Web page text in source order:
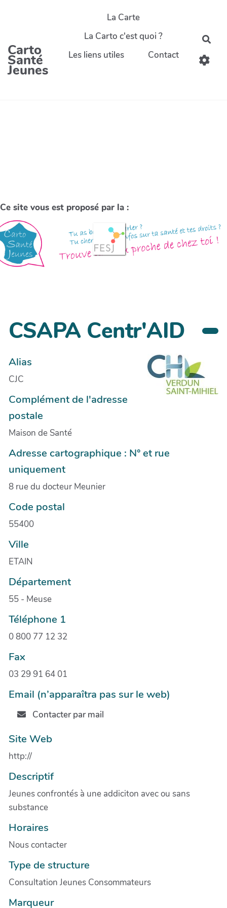
Carto
Santé
Jeunes
La Carte
La Carto c'est quoi ?
Les liens utiles
Contact
Ce site vous est proposé par la :
CSAPA Centr'AID
Alias
CJC
Complément de l'adresse
postale
Maison de Santé
Adresse cartographique : N° et rue
uniquement
8 rue du docteur Meunier
Code postal
55400
Ville
ETAIN
Département
55 - Meuse
Téléphone 1
0 800 77 12 32
Fax
03 29 91 64 01
Email (n’apparaîtra pas sur le web)
Contacter par mail
Site Web
http://
Descriptif
Jeunes confrontés à une addiciton avec ou sans
substance
Horaires
Nous contacter
Type de structure
Consultation Jeunes Consommateurs
Marqueur